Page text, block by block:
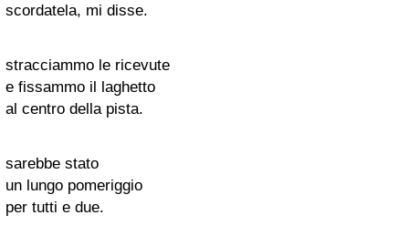
scordatela, mi disse.
stracciammo le ricevute
e fissammo il laghetto
al centro della pista.
sarebbe stato
un lungo pomeriggio
per tutti e due.